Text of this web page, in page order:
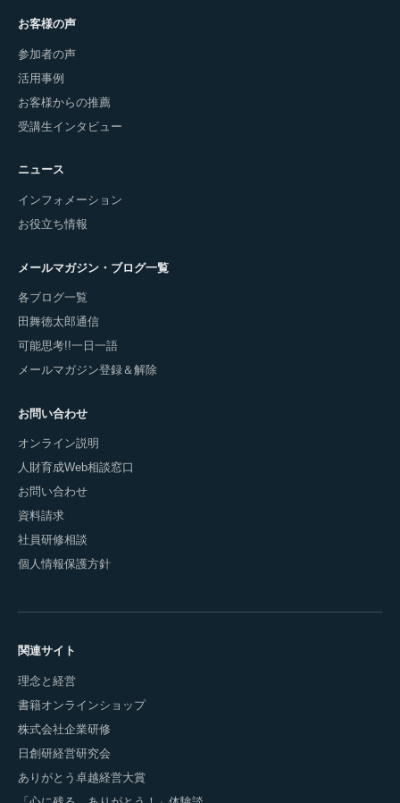
お客様の声
参加者の声
活用事例
お客様からの推薦
受講生インタビュー
ニュース
インフォメーション
お役立ち情報
メールマガジン・ブログ一覧
各ブログ一覧
田舞徳太郎通信
可能思考!!一日一語
メールマガジン登録＆解除
お問い合わせ
オンライン説明
人財育成Web相談窓口
お問い合わせ
資料請求
社員研修相談
個人情報保護方針
関連サイト
理念と経営
書籍オンラインショップ
株式会社企業研修
日創研経営研究会
ありがとう卓越経営大賞